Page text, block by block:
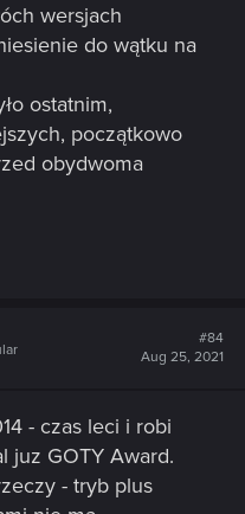
wersjach
do wątku na
ostatnim,
początkowo
obydwoma
#84
Aug 25, 2021
- czas leci i robi
juz GOTY Award.
- tryb plus